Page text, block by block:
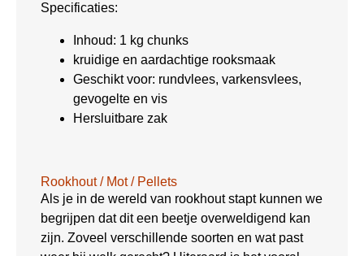
Specificaties:
Inhoud: 1 kg chunks
kruidige en aardachtige rooksmaak
Geschikt voor: rundvlees, varkensvlees,
gevogelte en vis
Hersluitbare zak
Rookhout / Mot / Pellets
Als je in de wereld van rookhout stapt kunnen we
begrijpen dat dit een beetje overweldigend kan
zijn. Zoveel verschillende soorten en wat past